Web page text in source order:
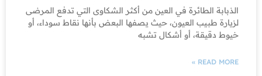
الذبابة الطائرة في العين من أكثر الشكاوى التي تدفع المرضى
لزيارة طبيب العيون، حيث يصفها البعض بأنها نقاط سوداء، أو
خيوط دقيقة، أو أشكال تشبه
READ MORE »